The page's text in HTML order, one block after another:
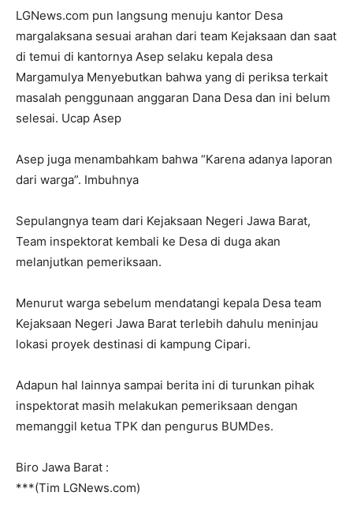
LGNews.com pun langsung menuju kantor Desa
margalaksana sesuai arahan dari team Kejaksaan dan saat
di temui di kantornya Asep selaku kepala desa
Margamulya Menyebutkan bahwa yang di periksa terkait
masalah penggunaan anggaran Dana Desa dan ini belum
selesai. Ucap Asep
Asep juga menambahkam bahwa “Karena adanya laporan
dari warga”. Imbuhnya
Sepulangnya team dari Kejaksaan Negeri Jawa Barat,
Team inspektorat kembali ke Desa di duga akan
melanjutkan pemeriksaan.
Menurut warga sebelum mendatangi kepala Desa team
Kejaksaan Negeri Jawa Barat terlebih dahulu meninjau
lokasi proyek destinasi di kampung Cipari.
Adapun hal lainnya sampai berita ini di turunkan pihak
inspektorat masih melakukan pemeriksaan dengan
memanggil ketua TPK dan pengurus BUMDes.
Biro Jawa Barat :
***(Tim LGNews.com)